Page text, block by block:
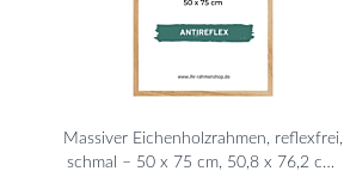
Massiver Eichenholzrahmen, reflexfrei,
schmal – 50 x 75 cm, 50,8 x 76,2 cm,